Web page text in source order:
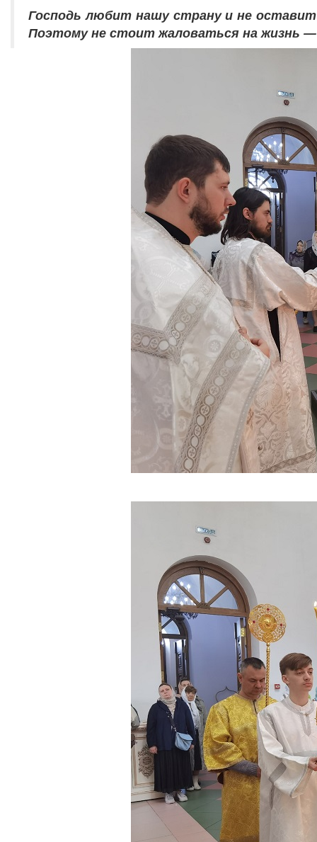
Господь любит нашу страну и не
Поэтому не стоит жаловаться на жизнь —